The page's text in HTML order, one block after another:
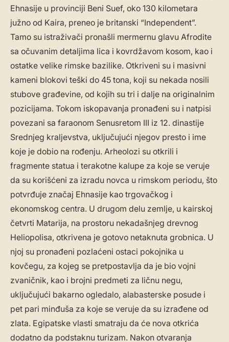
Ehnasije u provinciji Beni Suef, oko 130 kilometara
južno od Kaira, preneo je britanski “Independent”.
Tamo su istraživači pronašli mermernu glavu Afrodite
sa očuvanim detaljima lica i kovrdžavom kosom, kao i
ostatke velike rimske bazilike. Otkriveni su i masivni
kameni blokovi teški do 45 tona, koji su nekada nosili
stubove građevine, od kojih su tri i dalje na originalnim
pozicijama. Tokom iskopavanja pronađeni su i natpisi
povezani sa faraonom Senusretom III iz 12. dinastije
Srednjeg kraljevstva, uključujući njegov presto i ime
koje je dobio na rođenju. Arheolozi su otkrili i
fragmente statua i terakotne kalupe za koje se veruje
da su korišćeni za izradu novca u rimskom periodu, što
potvrđuje značaj Ehnasije kao trgovačkog i
ekonomskog centra. U drugom delu zemlje, u kairskoj
četvrti Matarija, na prostoru nekadašnjeg drevnog
Heliopolisa, otkrivena je gotovo netaknuta grobnica. U
njoj su pronađeni pozlaćeni ostaci pokojnika u
kovčegu, za kojeg se pretpostavlja da je bio vojni
zvaničnik, kao i brojni predmeti za ličnu negu,
uključujući bakarno ogledalo, alabasterske posude i
pet pari minđuša za koje se veruje da su izrađene od
zlata. Egipatske vlasti smatraju da će nova otkrića
dodatno da podstaknu turizam. Nakon otvaranja